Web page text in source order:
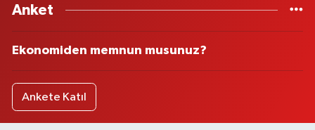
Anket
Ekonomiden memnun musunuz?
Ankete Katıl